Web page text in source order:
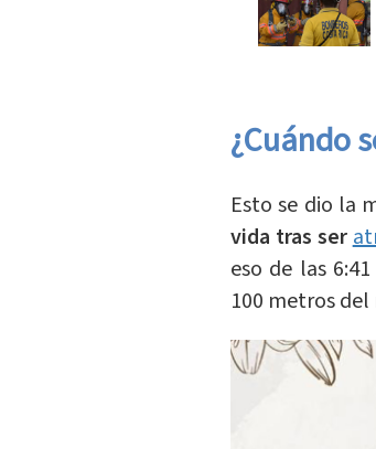
¿Cuándo
Esto se dio la
vida tras ser
eso de las
100 metros